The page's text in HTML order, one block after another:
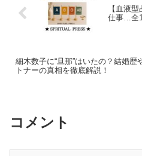
【血液
仕事…全
細木数子に“旦那”はいたの？結婚歴
トナーの真相を徹底解説！
コメント